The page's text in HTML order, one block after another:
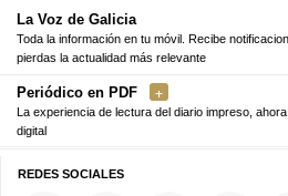
La Voz de Galicia
Toda la información en tu móvil. Recibe
pierdas la actualidad más relevante
Periódico en PDF
La experiencia de lectura del diario impreso,
digital
REDES SOCIALES